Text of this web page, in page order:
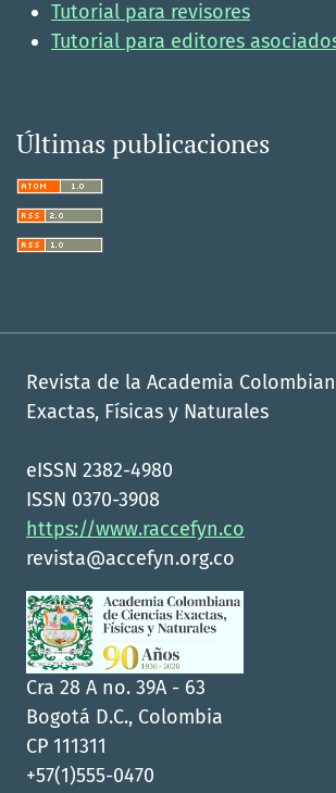
Tutorial para revisores
Tutorial para editores
Últimas publicaciones
Revista de la Academia
Exactas, Físicas y Naturales
eISSN 2382-4980
ISSN 0370-3908
https://www.raccefyn.co
revista@accefyn.org.co
Cra 28 A no. 39A - 63
Bogotá D.C., Colombia
CP 111311
+57(1)555-0470